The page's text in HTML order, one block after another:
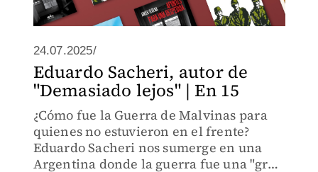
24.07.2025/
Eduardo Sacheri, autor de
"Demasiado lejos" | En 15
¿Cómo fue la Guerra de Malvinas para
quienes no estuvieron en el frente?
Eduardo Sacheri nos sumerge en una
Argentina donde la guerra fue una "gran